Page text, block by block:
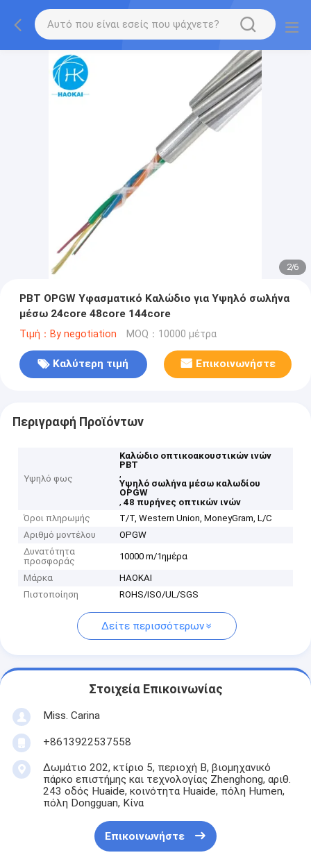
2/6
PBT OPGW Υφασματικό Καλώδιο για Υψηλό σωλήνα
μέσω 24core 48core 144core
Τιμή：By negotiation MOQ：10000 μέτρα
Καλύτερη τιμή Επικοινωνήστε
Περιγραφή Προϊόντων
Υψηλό φως
Καλώδιο οπτικοακουστικών ινών
PBT
,
Υψηλό σωλήνα μέσω καλωδίου
OPGW
,48 πυρήνες οπτικών ινών
Όροι πληρωμής
T/T, Western Union, MoneyGram, L/C
Αριθμό μοντέλου
ΟPGW
Δυνατότητα
προσφοράς
10000 m/1ημέρα
Μάρκα
HAOKAI
Πιστοποίηση
ROHS/ISO/UL/SGS
Δείτε περισσότερων
Στοιχεία Επικοινωνίας
Miss. Carina
+8613922537558
Δωμάτιο 202, κτίριο 5, περιοχή Β, βιομηχανικό
πάρκο επιστήμης και τεχνολογίας Zhenghong, αριθ.
243 οδός Huaide, κοινότητα Huaide, πόλη Humen,
πόλη Dongguan, Κίνα
Επικοινωνήστε